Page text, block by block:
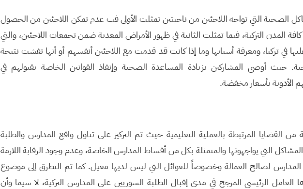
الصحية التي تواجه اللاجئين من ناحيتين تمثلت الأولى فب عدم تمكن اللاجئين من الحصول
المدن التركية، فيما تمثلت الثانية في ظهور الأمراض المعدية ضمن تجمعات اللاجئين، والتي
في تركيا، ومعرفة أسبابها وما إذا كانت قد قدمت مع اللاجئين أنفسهم أو أنها تفشت نتيجة
حيث أوصى المشاركين بزيادة المساعدة الصحية وإنفاذ القوانين الخاصة بقبولهم في
الأدوية بأسعار مخفضة.
القضايا المرتبطة بالعملية التعليمية حيث تم التركيز على تناول واقع المدارس والطلبة
التي يواجهونها والمتمثلة بكل من أقساط المدارس الخاصة، وعدم وجود الرقابة اللازمة
لصالح العمالة وخصوصاً للعوائل التي ليس لديها معيل. كما تم التطرق إلى موضوع
العامل الرئيسي المرجح في مدى إقبال الطلبة السوريين على المدارس التركية، لا سيما وأن